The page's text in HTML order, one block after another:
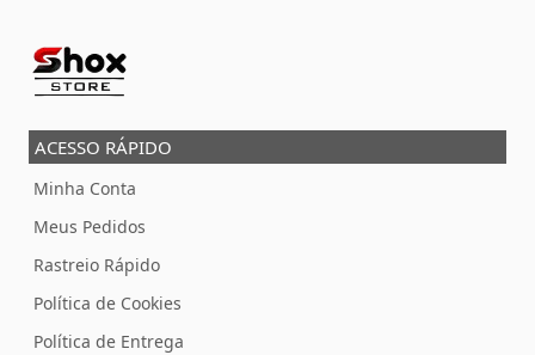
ACESSO RÁPIDO
Minha Conta
Meus Pedidos
Rastreio Rápido
Política de Cookies
Política de Entrega